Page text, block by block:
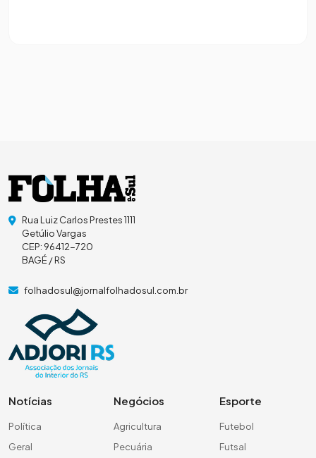
Rua Luiz Carlos Prestes 1111
Getúlio Vargas
CEP: 96412-720
BAGÉ / RS
folhadosul@jornalfolhadosul.com.br
Notícias
Política
Geral
Negócios
Agricultura
Pecuária
Esporte
Futebol
Futsal